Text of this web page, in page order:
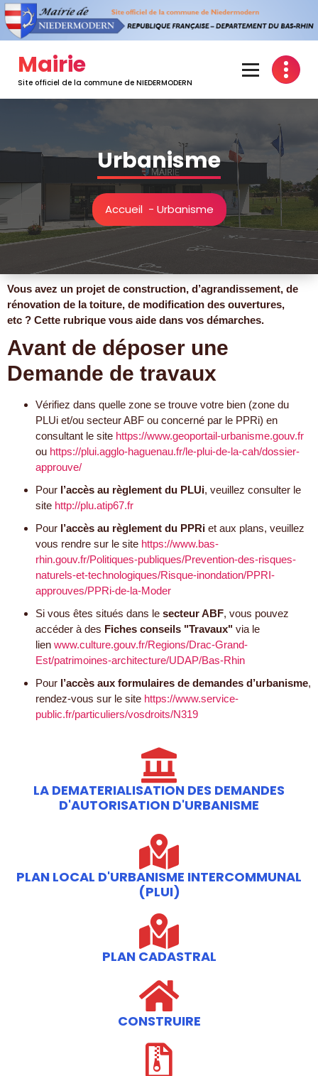
Mairie
Site officiel de la commune de NIEDERMODERN
Urbanisme
Accueil- Urbanisme
Vous avez un projet de construction, d’agrandissement, de
rénovation de la toiture, de modification des ouvertures,
etc ? Cette rubrique vous aide dans vos démarches.
Avant de déposer une
Demande de travaux
Vérifiez dans quelle zone se trouve votre bien (zone du
PLUi et/ou secteur ABF ou concerné par le PPRi) en
consultant le site https://www.geoportail-urbanisme.gouv.fr
ou https://plui.agglo-haguenau.fr/le-plui-de-la-cah/dossier-
approuve/
Pour l’accès au règlement du PLUi, veuillez consulter le
site http://plu.atip67.fr
Pour l’accès au règlement du PPRi et aux plans, veuillez
vous rendre sur le site https://www.bas-
rhin.gouv.fr/Politiques-publiques/Prevention-des-risques-
naturels-et-technologiques/Risque-inondation/PPRI-
approuves/PPRi-de-la-Moder
Si vous êtes situés dans le secteur ABF, vous pouvez
accéder à des Fiches conseils ʺTravauxʺ via le
lien www.culture.gouv.fr/Regions/Drac-Grand-
Est/patrimoines-architecture/UDAP/Bas-Rhin
Pour l’accès aux formulaires de demandes d’urbanisme,
rendez-vous sur le site https://www.service-
public.fr/particuliers/vosdroits/N319
LA DEMATERIALISATION DES DEMANDES
D'AUTORISATION D'URBANISME
PLAN LOCAL D'URBANISME INTERCOMMUNAL
(PLUI)
PLAN CADASTRAL
CONSTRUIRE